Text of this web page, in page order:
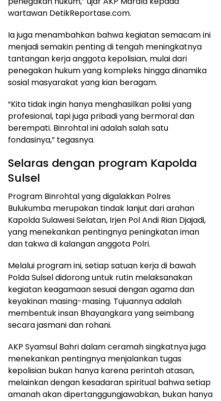
wartawan DetikReportase.com.
Ia juga menambahkan bahwa kegiatan semacam ini
menjadi semakin penting di tengah meningkatnya
tantangan kerja anggota kepolisian, mulai dari
penegakan hukum yang kompleks hingga dinamika
sosial masyarakat yang kian beragam.
“Kita tidak ingin hanya menghasilkan polisi yang
profesional, tapi juga pribadi yang bermoral dan
berempati. Binrohtal ini adalah salah satu
fondasinya,” tegasnya.
Selaras dengan program Kapolda
Sulsel
Program Binrohtal yang digalakkan Polres
Bulukumba merupakan tindak lanjut dari arahan
Kapolda Sulawesi Selatan, Irjen Pol Andi Rian Djajadi,
yang menekankan pentingnya peningkatan iman
dan takwa di kalangan anggota Polri.
Melalui program ini, setiap satuan kerja di bawah
Polda Sulsel didorong untuk rutin melaksanakan
kegiatan keagamaan sesuai dengan agama dan
keyakinan masing-masing. Tujuannya adalah
membentuk insan Bhayangkara yang seimbang
secara jasmani dan rohani.
AKP Syamsul Bahri dalam ceramah singkatnya juga
menekankan pentingnya menjalankan tugas
kepolisian bukan hanya karena perintah atasan,
melainkan dengan kesadaran spiritual bahwa setiap
amanah akan dipertanggungjawabkan, bukan hanya